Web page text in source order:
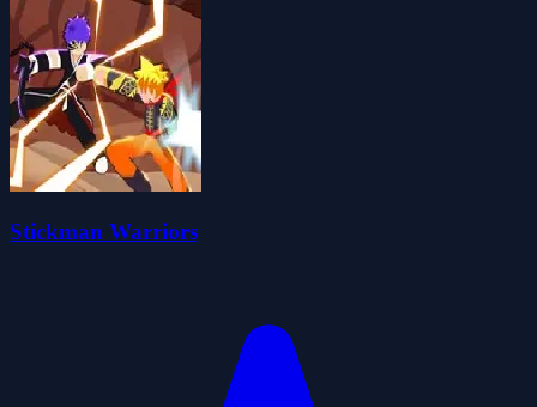
Stickman Warriors